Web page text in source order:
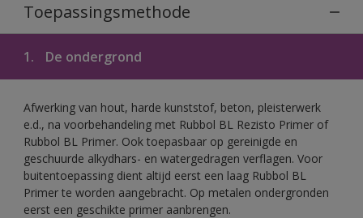
Toepassingsmethode
1. De ondergrond
Afwerking van hout, harde kunststof, beton, pleisterwerk
e.d., na voorbehandeling met Rubbol BL Rezisto Primer of
Rubbol BL Primer. Ook toepasbaar op gereinigde en
geschuurde alkydhars- en watergedragen verflagen. Voor
buitentoepassing dient altijd eerst een laag Rubbol BL
Primer te worden aangebracht. Op metalen ondergronden
eerst een geschikte primer aanbrengen.